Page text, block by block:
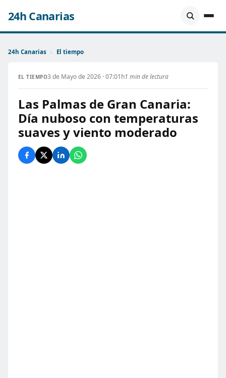
24h Canarias
24h Canarias › El tiempo
EL TIEMPO3 de Mayo de 2026 · 07:01h1 min de lectura
Las Palmas de Gran Canaria:
Día nuboso con temperaturas
suaves y viento moderado